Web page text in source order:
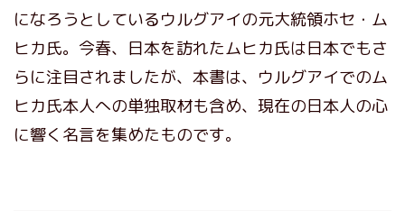
になろうとしているウルグアイの元大統領ホセ・ム
ヒカ氏。今春、日本を訪れたムヒカ氏は日本でもさ
らに注目されましたが、本書は、ウルグアイでのム
ヒカ氏本人への単独取材も含め、現在の日本人の心
に響く名言を集めたものです。